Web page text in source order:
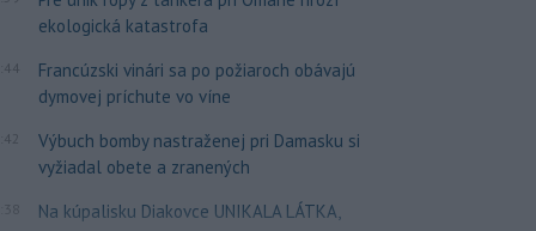
ekologická katastrofa
Francúzski vinári sa po požiaroch obávajú
dymovej príchute vo víne
Výbuch bomby nastraženej pri Damasku si
vyžiadal obete a zranených
Na kúpalisku Diakovce UNIKALA LÁTKA,